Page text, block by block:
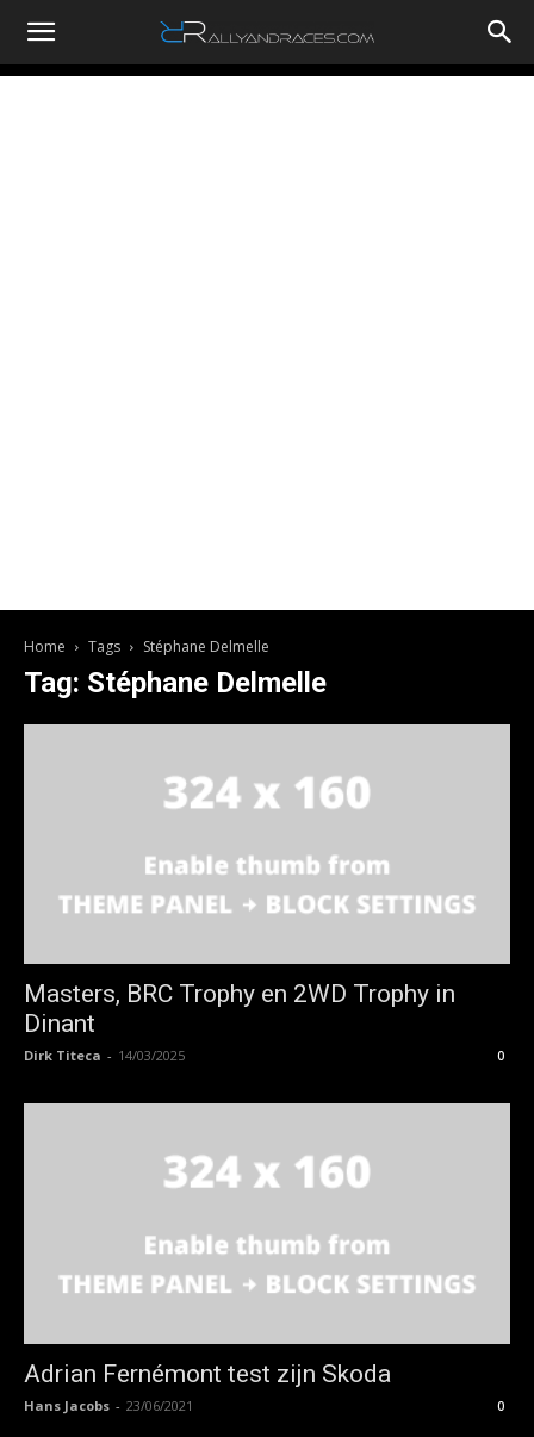
RallyandRaces.com
Home Tags Stéphane Delmelle
Tag: Stéphane Delmelle
Masters, BRC Trophy en 2WD Trophy in
Dinant
Dirk Titeca - 14/03/2025 0
Adrian Fernémont test zijn Skoda
Hans Jacobs - 23/06/2021 0